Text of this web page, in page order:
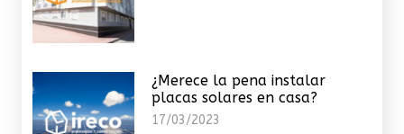
¿Merece la pena instalar
placas solares en casa?
17/03/2023